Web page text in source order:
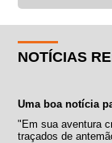
NOTÍCIAS
Uma boa notícia
"Em sua aventura
traçados de